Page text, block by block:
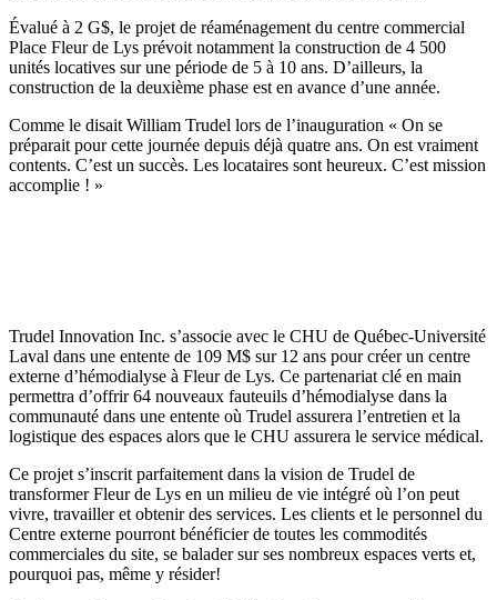
Évalué à 2 G$, le projet de réaménagement du centre commercial
Place Fleur de Lys prévoit notamment la construction de 4 500
unités locatives sur une période de 5 à 10 ans. D’ailleurs, la
construction de la deuxième phase est en avance d’une année.
Comme le disait William Trudel lors de l’inauguration « On se
préparait pour cette journée depuis déjà quatre ans. On est vraiment
contents. C’est un succès. Les locataires sont heureux. C’est mission
accomplie ! »
Trudel Innovation Inc. s’associe avec le CHU de Québec-Université
Laval dans une entente de 109 M$ sur 12 ans pour créer un centre
externe d’hémodialyse à Fleur de Lys. Ce partenariat clé en main
permettra d’offrir 64 nouveaux fauteuils d’hémodialyse dans la
communauté dans une entente où Trudel assurera l’entretien et la
logistique des espaces alors que le CHU assurera le service médical.
Ce projet s’inscrit parfaitement dans la vision de Trudel de
transformer Fleur de Lys en un milieu de vie intégré où l’on peut
vivre, travailler et obtenir des services. Les clients et le personnel du
Centre externe pourront bénéficier de toutes les commodités
commerciales du site, se balader sur ses nombreux espaces verts et,
pourquoi pas, même y résider!